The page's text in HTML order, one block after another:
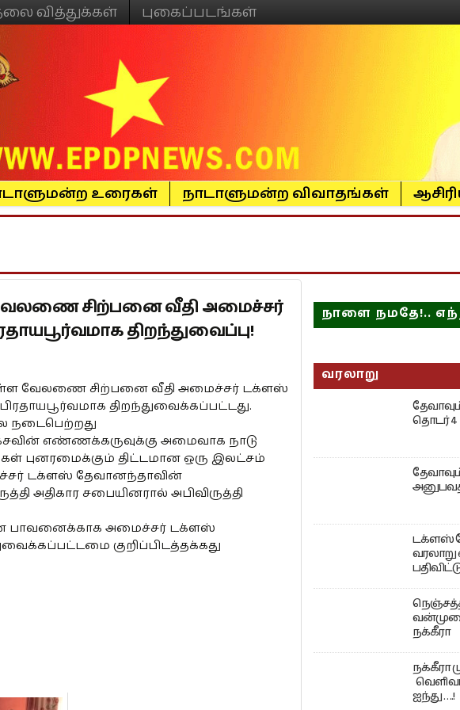
வித்துக்கள் புகைப்படங்கள்
உரைகள் நாடாளுமன்ற விவாதங்கள்
சிற்பனை வீதி அமைச்சர்
திறந்துவைப்பு!
வேலணை சிற்பனை வீதி அமைச்சர் டக்ளஸ்
திறந்துவைக்கப்பட்டது.
நடைபெற்றது
எண்ணக்கருவுக்கு அமைவாக நாடு
புனரமைக்கும் திட்டமான ஒரு இலட்சம்
டக்ளஸ் தேவானந்தாவின்
அதிகார சபையினரால் அபிவிருத்தி
பாவனைக்காக அமைச்சர் டக்ளஸ்
குறிப்பிடத்தக்கது
நாளை நமதே!..
வரலாறு
தொடர் 4
தேவாவும்
டக்ளஸ்
நக்கீரா
நக்கீரா
ஐந்து ….!